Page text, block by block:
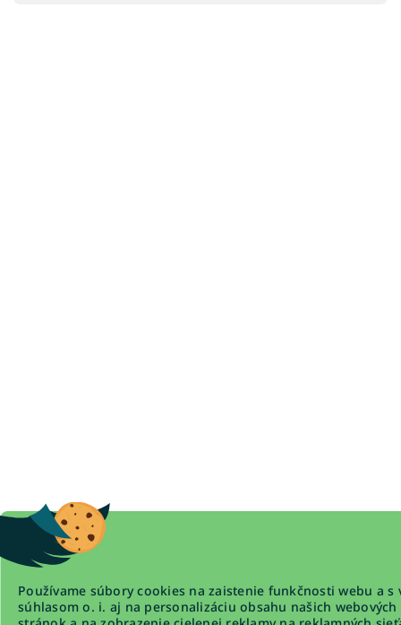
Používame súbory cookies na zaistenie funkčnosti webu a s
súhlasom o. i. aj na personalizáciu obsahu našich webových